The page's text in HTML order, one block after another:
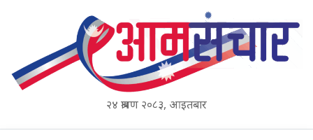
२४ श्रावण २०८३, आइतबार